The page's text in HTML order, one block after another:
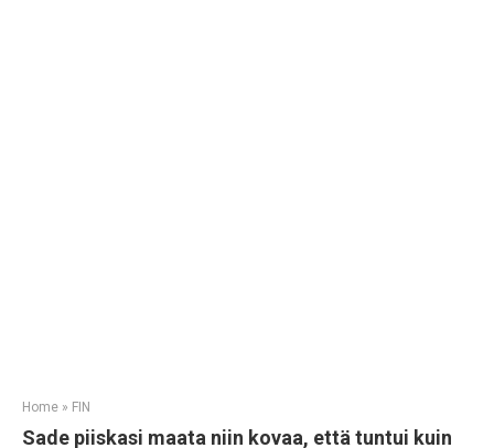
Home » FIN
Sade piiskasi maata niin kovaa, että tuntui kuin